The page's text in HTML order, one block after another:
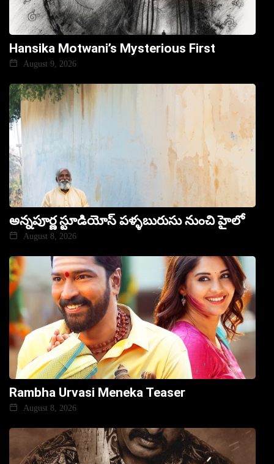
Hansika Motwani’s Mysterious First
August 9, 2026
అన్నపూర్ణ స్టూడియోస్ పళ్ళబురుసు నుంచి హైలో
August 8, 2026
Rambha Urvasi Meneka Teaser
August 8, 2026